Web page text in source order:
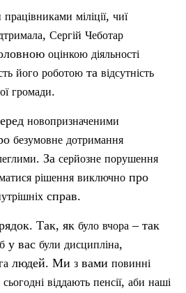
працівниками міліції, чиї
, Сергій Чеботар
оцінкою діяльності
його роботою та відсутність
громади.
новопризначеними
безумовне дотримання
. За серйозне порушення
рішення виключно про
справ.
Так, як було вчора – так
у вас були дисципліна,
людей. Ми з вами повинні
сьогодні віддають пенсії, аби наші